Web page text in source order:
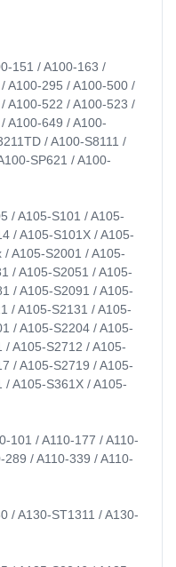
151 / A100-163 /
A100-295 / A100-500 /
A100-522 / A100-523 /
A100-649 / A100-
/ A100-S8111 /
SP621 / A100-
/ A105-S101 / A105-
/ A105-S101X / A105-
A105-S2001 / A105-
/ A105-S2051 / A105-
/ A105-S2091 / A105-
/ A105-S2131 / A105-
/ A105-S2204 / A105-
/ A105-S2712 / A105-
/ A105-S2719 / A105-
/ A105-S361X / A105-
101 / A110-177 / A110-
289 / A110-339 / A110-
/ A130-ST1311 / A130-